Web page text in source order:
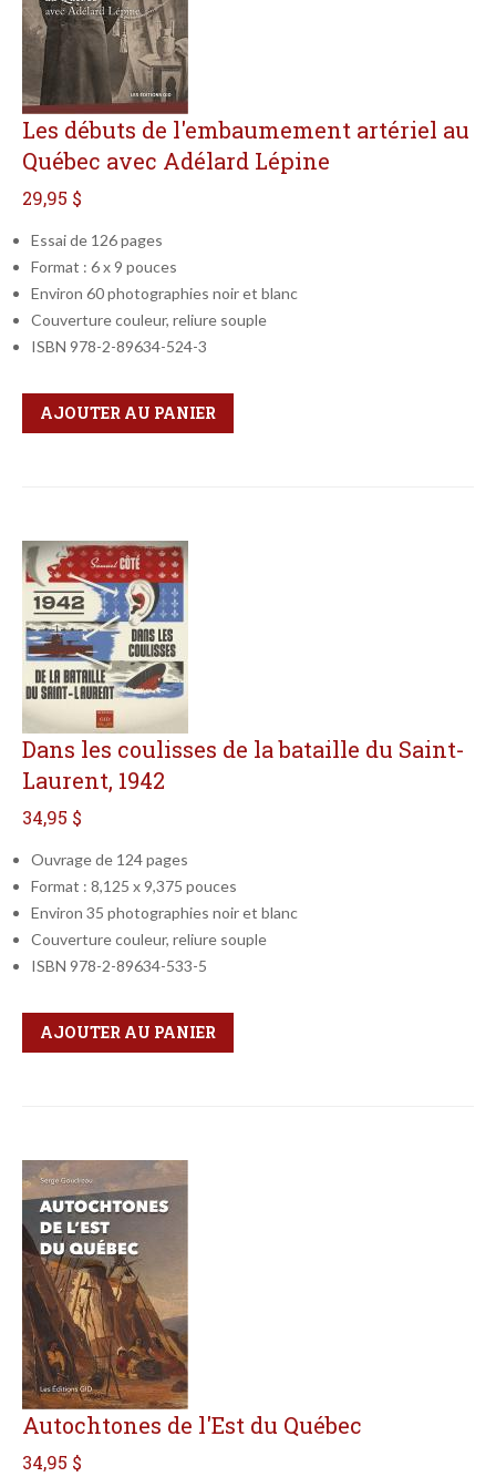
Les débuts de l'embaumement artériel au
Québec avec Adélard Lépine
29,95 $
Essai de 126 pages
Format : 6 x 9 pouces
Environ 60 photographies noir et blanc
Couverture couleur, reliure souple
ISBN 978-2-89634-524-3
Qté
Format
AJOUTER AU PANIER
Dans les coulisses de la bataille du Saint-
Laurent, 1942
34,95 $
Ouvrage de 124 pages
Format : 8,125 x 9,375 pouces
Environ 35 photographies noir et blanc
Couverture couleur, reliure souple
ISBN 978-2-89634-533-5
Qté
Format
AJOUTER AU PANIER
Autochtones de l'Est du Québec
34,95 $